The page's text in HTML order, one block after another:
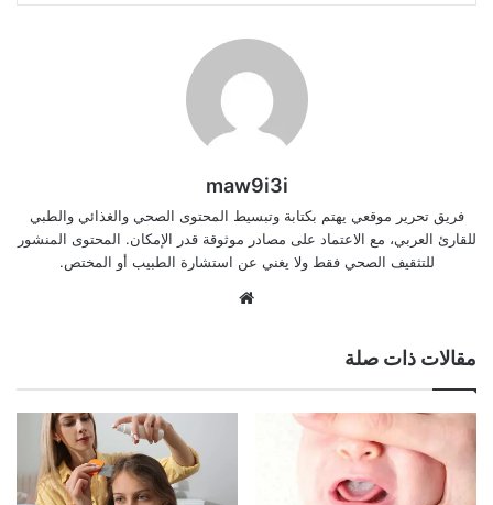
maw9i3i
فريق تحرير موقعي يهتم بكتابة وتبسيط المحتوى الصحي والغذائي والطبي
للقارئ العربي، مع الاعتماد على مصادر موثوقة قدر الإمكان. المحتوى المنشور
للتثقيف الصحي فقط ولا يغني عن استشارة الطبيب أو المختص.
مقالات ذات صلة